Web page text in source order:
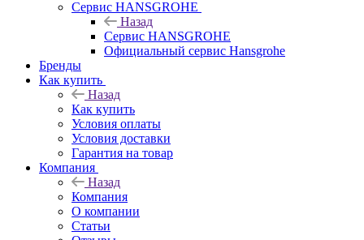
Сервис HANSGROHE
Назад
Сервис HANSGROHE
Официальный сервис Hansgrohe
Бренды
Как купить
Назад
Как купить
Условия оплаты
Условия доставки
Гарантия на товар
Компания
Назад
Компания
О компании
Статьи